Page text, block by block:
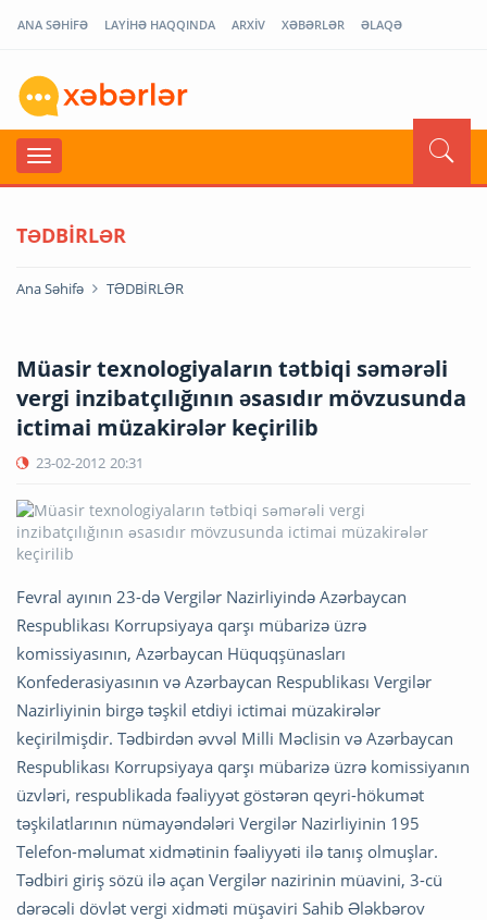
ANA SƏHİFƏ LAYİHƏ HAQQINDA ARXİV XƏBƏRLƏR ƏLAQƏ
TƏDBİRLƏR
Ana Səhifə TƏDBİRLƏR
Müasir texnologiyaların tətbiqi səmərəli
vergi inzibatçılığının əsasıdır mövzusunda
ictimai müzakirələr keçirilib
23-02-2012 20:31
Fevral ayının 23-də Vergilər Nazirliyində Azərbaycan
Respublikası Korrupsiyaya qarşı mübarizə üzrə
komissiyasının, Azərbaycan Hüquqşünasları
Konfederasiyasının və Azərbaycan Respublikası Vergilər
Nazirliyinin birgə təşkil etdiyi ictimai müzakirələr
keçirilmişdir. Tədbirdən əvvəl Milli Məclisin və Azərbaycan
Respublikası Korrupsiyaya qarşı mübarizə üzrə komissiyanın
üzvləri, respublikada fəaliyyət göstərən qeyri-hökumət
təşkilatlarının nümayəndələri Vergilər Nazirliyinin 195
Telefon-məlumat xidmətinin fəaliyyəti ilə tanış olmuşlar.
Tədbiri giriş sözü ilə açan Vergilər nazirinin müavini, 3-cü
dərəcəli dövlət vergi xidməti müşaviri Sahib Ələkbərov